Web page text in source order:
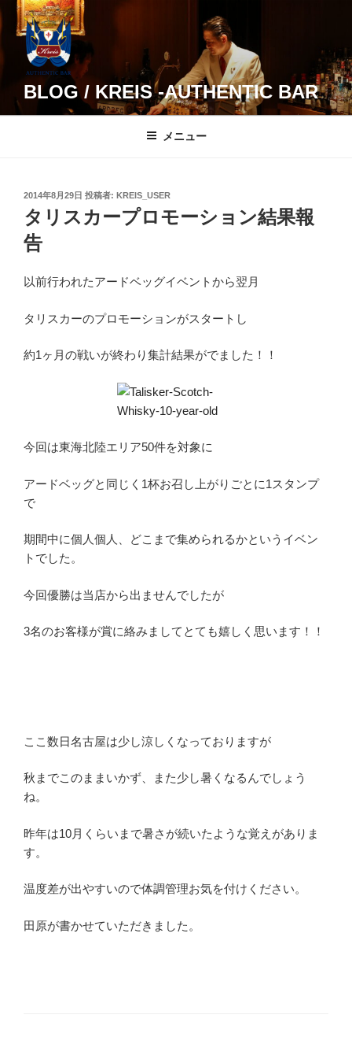
コ
BLOG / KREIS -AUTHENTIC BAR
メニュー
投
稿
日:
2014年8月29日 投稿者: KREIS_USER
タリスカープロモーション結果報
告
以前行われたアードベッグイベントから翌月
タリスカーのプロモーションがスタートし
約1ヶ月の戦いが終わり集計結果がでました！！
今回は東海北陸エリア50件を対象に
アードベッグと同じく1杯お召し上がりごとに1スタンプ
で
期間中に個人個人、どこまで集められるかというイベン
トでした。
今回優勝は当店から出ませんでしたが
3名のお客様が賞に絡みましてとても嬉しく思います！！
ここ数日名古屋は少し涼しくなっておりますが
秋までこのままいかず、また少し暑くなるんでしょう
ね。
昨年は10月くらいまで暑さが続いたような覚えがありま
す。
温度差が出やすいので体調管理お気を付けください。
田原が書かせていただきました。